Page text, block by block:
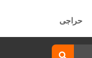
حراجی